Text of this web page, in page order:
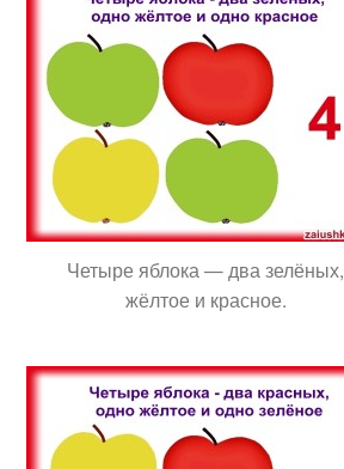
Четыре яблока — два зелёных,
жёлтое и красное.